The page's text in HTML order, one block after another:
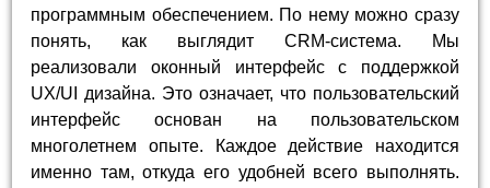
программным обеспечением. По нему можно сразу
понять, как выглядит CRM-система. Мы
реализовали оконный интерфейс с поддержкой
UX/UI дизайна. Это означает, что пользовательский
интерфейс основан на пользовательском
многолетнем опыте. Каждое действие находится
именно там, откуда его удобней всего выполнять.